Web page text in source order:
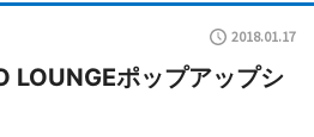
2018.01.17
ポップアップシ